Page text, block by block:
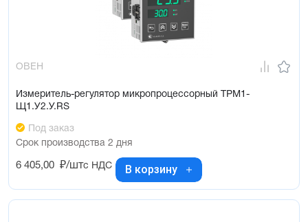
ОВЕН
Измеритель-регулятор микропроцессорный ТРМ1-
Щ1.У2.У.RS
Под заказ
Срок производства 2 дня
6 405,00 ₽/штс НДС В корзину